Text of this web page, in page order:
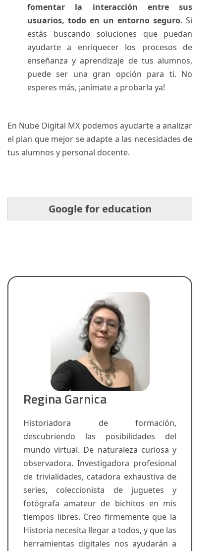
fomentar la interacción entre sus
usuarios, todo en un entorno seguro. Si
estás buscando soluciones que puedan
ayudarte a enriquecer los procesos de
enseñanza y aprendizaje de tus alumnos,
puede ser una gran opción para ti. No
esperes más, ¡anímate a probarla ya!
En Nube Digital MX podemos ayudarte a analizar
el plan que mejor se adapte a las necesidades de
tus alumnos y personal docente.
Google for education
Regina Garnica
Historiadora de formación,
descubriendo las posibilidades del
mundo virtual. De naturaleza curiosa y
observadora. Investigadora profesional
de trivialidades, catadora exhaustiva de
series, coleccionista de juguetes y
fotógrafa amateur de bichitos en mis
tiempos libres. Creo firmemente que la
Historia necesita llegar a todos, y que las
herramientas digitales nos ayudarán a